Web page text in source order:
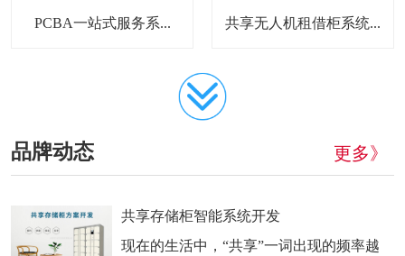
PCBA一站式服务系... 共享无人机租借柜系统...
更多》
品牌动态
共享存储柜智能系统开发
现在的生活中，“共享”一词出现的频率越